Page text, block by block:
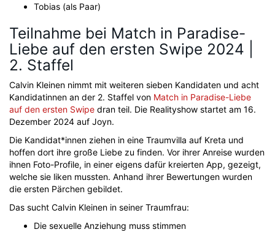
Tobias (als Paar)
Teilnahme bei Match in Paradise-
Liebe auf den ersten Swipe 2024 |
2. Staffel
Calvin Kleinen nimmt mit weiteren sieben Kandidaten und acht
Kandidatinnen an der 2. Staffel von Match in Paradise-Liebe
auf den ersten Swipe dran teil. Die Realityshow startet am 16.
Dezember 2024 auf Joyn.
Die Kandidat*innen ziehen in eine Traumvilla auf Kreta und
hoffen dort ihre große Liebe zu finden. Vor ihrer Anreise wurden
ihnen Foto-Profile, in einer eigens dafür kreierten App, gezeigt,
welche sie liken mussten. Anhand ihrer Bewertungen wurden
die ersten Pärchen gebildet.
Das sucht Calvin Kleinen in seiner Traumfrau:
Die sexuelle Anziehung muss stimmen